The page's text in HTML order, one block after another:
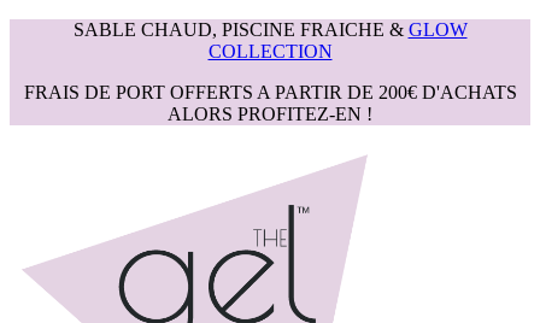
SABLE CHAUD, PISCINE FRAICHE & GLOW
COLLECTION
FRAIS DE PORT OFFERTS A PARTIR DE 200€ D'ACHATS
ALORS PROFITEZ-EN !